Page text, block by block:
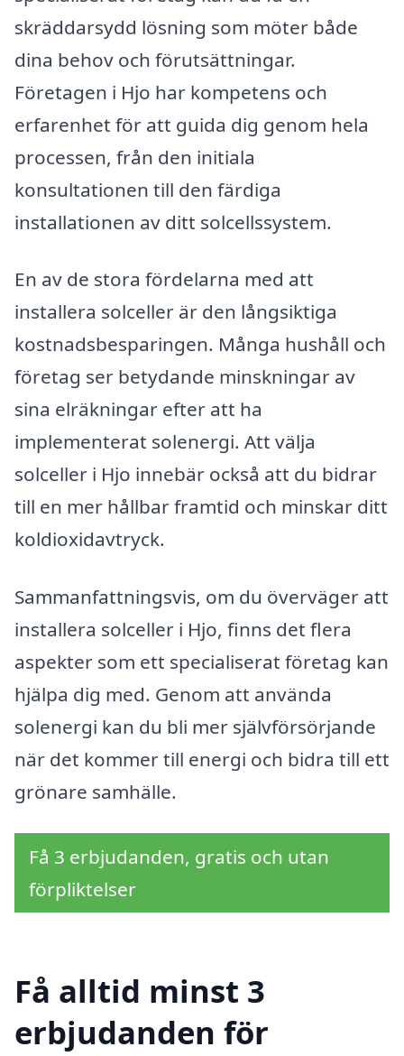
skräddarsydd lösning som möter både
dina behov och förutsättningar.
Företagen i Hjo har kompetens och
erfarenhet för att guida dig genom hela
processen, från den initiala
konsultationen till den färdiga
installationen av ditt solcellssystem.
En av de stora fördelarna med att
installera solceller är den långsiktiga
kostnadsbesparingen. Många hushåll och
företag ser betydande minskningar av
sina elräkningar efter att ha
implementerat solenergi. Att välja
solceller i Hjo innebär också att du bidrar
till en mer hållbar framtid och minskar ditt
koldioxidavtryck.
Sammanfattningsvis, om du överväger att
installera solceller i Hjo, finns det flera
aspekter som ett specialiserat företag kan
hjälpa dig med. Genom att använda
solenergi kan du bli mer självförsörjande
när det kommer till energi och bidra till ett
grönare samhälle.
Få 3 erbjudanden, gratis och utan
förpliktelser
Få alltid minst 3
erbjudanden för